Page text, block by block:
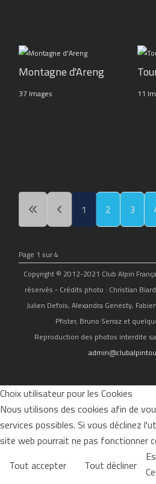
Montagne d'Areng
37 Images 11
1 2 3
Page 1 sur 4
Copyright © 2012-2021 Club Alpin
réservés - Crédits photo : Christian
Julien Defois, Alexandra Genesty,
Pfister, Bruno Serraz et
Reproduction des photos interdite
Choix utilisateur pour les Cookies
Nous utilisons des cookies afin de
services possibles. Si vous déclinez
site web pourrait ne pas fonctionner
Tout accepter
Tout décliner